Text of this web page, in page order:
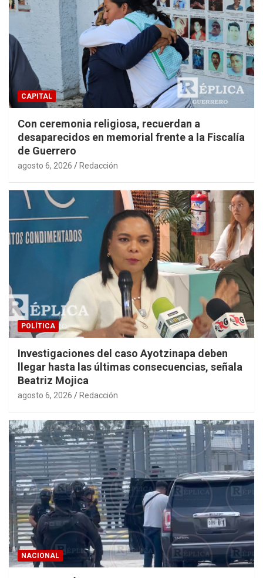
CAPITAL
Con ceremonia religiosa, recuerdan a
desaparecidos en memorial frente a la Fiscalía
de Guerrero
agosto 6, 2026 Redacción
POLÍTICA
Investigaciones del caso Ayotzinapa deben
llegar hasta las últimas consecuencias, señala
Beatriz Mojica
agosto 6, 2026 Redacción
NACIONAL